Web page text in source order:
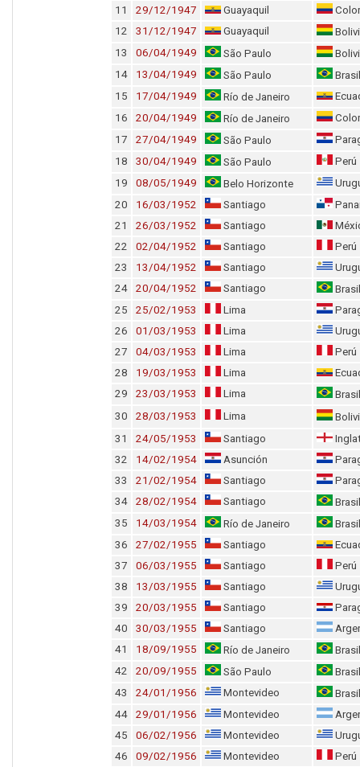
11
29/12/1947 Guayaquil
12
31/12/1947 Guayaquil
13
06/04/1949 São Paulo
14
13/04/1949 São Paulo
Brasil
15
17/04/1949 Río de Janeiro
16
20/04/1949 Río de Janeiro
17
27/04/1949 São Paulo
18
30/04/1949 São Paulo
Perú
19
08/05/1949 Belo Horizonte
20
16/03/1952 Santiago
21
26/03/1952 Santiago
22
02/04/1952 Santiago
Perú
23
13/04/1952 Santiago
24
20/04/1952 Santiago
Brasil
25
25/02/1953 Lima
26
01/03/1953 Lima
27
04/03/1953 Lima
Perú
28
19/03/1953 Lima
29
23/03/1953 Lima
Brasil
30
28/03/1953 Lima
31
24/05/1953 Santiago
32
14/02/1954 Asunción
33
21/02/1954 Santiago
34
28/02/1954 Santiago
Brasil
35
14/03/1954 Río de Janeiro
Brasil
36
27/02/1955 Santiago
37
06/03/1955 Santiago
Perú
38
13/03/1955 Santiago
39
20/03/1955 Santiago
40
30/03/1955 Santiago
41
18/09/1955 Río de Janeiro
Brasil
42
20/09/1955 São Paulo
Brasil
43
24/01/1956 Montevideo
Brasil
44
29/01/1956 Montevideo
45
06/02/1956 Montevideo
46
09/02/1956 Montevideo
Perú